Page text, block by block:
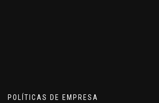
POLÍTICAS DE EMPRESA